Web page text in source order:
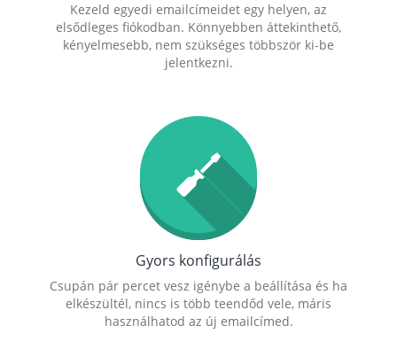
Kezeld egyedi emailcímeidet egy helyen, az
elsődleges fiókodban. Könnyebben áttekinthető,
kényelmesebb, nem szükséges többször ki-be
jelentkezni.
Gyors konfigurálás
Csupán pár percet vesz igénybe a beállítása és ha
elkészültél, nincs is több teendőd vele, máris
használhatod az új emailcímed.